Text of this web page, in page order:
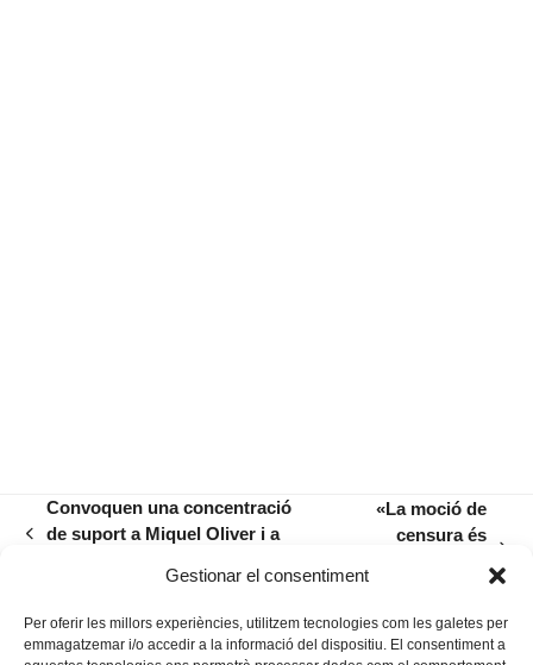
Gestionar el consentiment
Per oferir les millors experiències, utilitzem tecnologies com les galetes per
emmagatzemar i/o accedir a la informació del dispositiu. El consentiment a
previous
Convoquen una concentració
de suport a Miquel Oliver i a
post:
«La moció de
censura és